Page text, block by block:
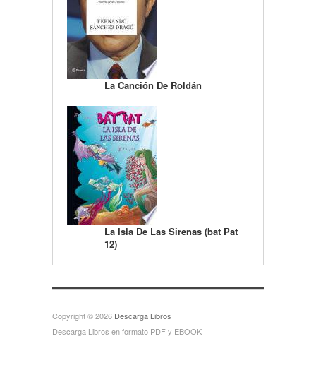
La Canción De Roldán
La Isla De Las Sirenas (bat Pat
12)
Copyright © 2026 Descarga Libros
Descarga Libros en formato PDF y EBOOK